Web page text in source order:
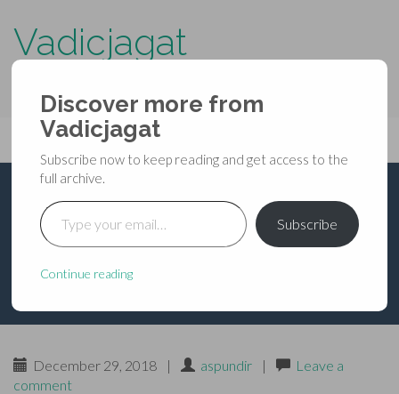
Vadicjagat
Primary
Menu
content
Vadicjagat
भविष्यपुराण – प्रतिसर्गपर्व
तृतीय – अध्याय ६
December 29, 2018 | aspundir |
Leave a
comment
Discover more from
Vadicjagat
Subscribe now to keep reading and get access to the
full archive.
Type your email…
Subscribe
Continue reading